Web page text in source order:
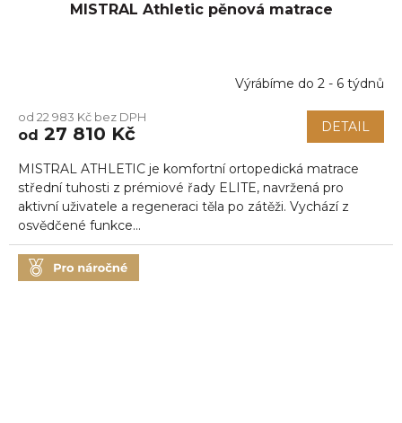
MISTRAL Athletic pěnová matrace
Výrábíme do 2 - 6 týdnů
od 22 983 Kč bez DPH
od 27 810 Kč DETAIL
MISTRAL ATHLETIC je komfortní ortopedická matrace
střední tuhosti z prémiové řady ELITE, navržená pro
aktivní uživatele a regeneraci těla po zátěži. Vychází z
osvědčené funkce...